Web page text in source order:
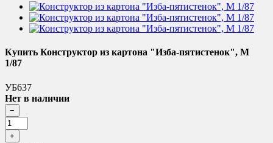
Купить Конструктор из картона "Изба-пятистенок", М
1/87
УБ637
Нет в наличии